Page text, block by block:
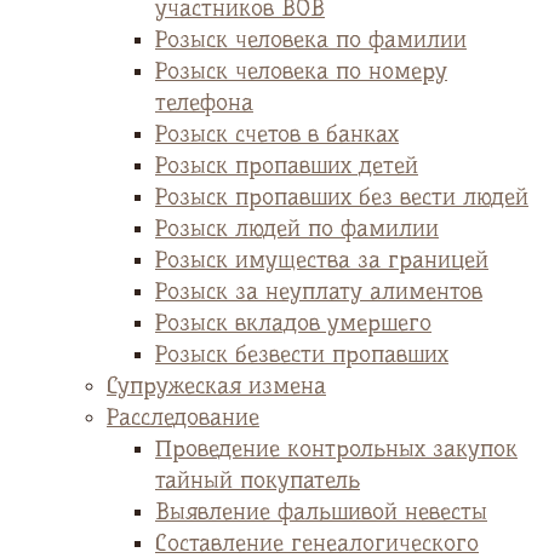
участников ВОВ
Розыск человека по фамилии
Розыск человека по номеру
телефона
Розыск счетов в банках
Розыск пропавших детей
Розыск пропавших без вести людей
Розыск людей по фамилии
Розыск имущества за границей
Розыск за неуплату алиментов
Розыск вкладов умершего
Розыск безвести пропавших
Супружеская измена
Расследование
Проведение контрольных закупок
тайный покупатель
Выявление фальшивой невесты
Cоставление генеалогического